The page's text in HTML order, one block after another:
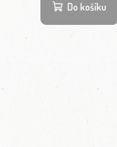
Do košíku